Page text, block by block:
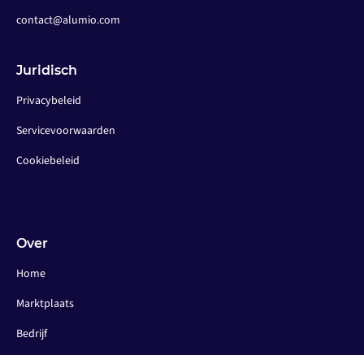
contact@alumio.com
Juridisch
Privacybeleid
Servicevoorwaarden
Cookiebeleid
Over
Home
Marktplaats
Bedrijf